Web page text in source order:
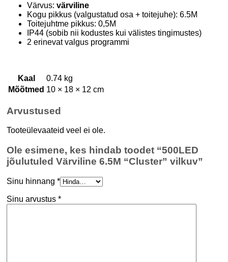
Värvus: värviline
Kogu pikkus (valgustatud osa + toitejuhe): 6.5M
Toitejuhtme pikkus: 0,5M
IP44 (sobib nii kodustes kui välistes tingimustes)
2 erinevat valgus programmi
Kaal
0.74 kg
Mõõtmed 10 × 18 × 12 cm
Arvustused
Tooteülevaateid veel ei ole.
Ole esimene, kes hindab toodet “500LED
jõulutuled Värviline 6.5M “Cluster” vilkuv”
Sinu hinnang *
Sinu arvustus *